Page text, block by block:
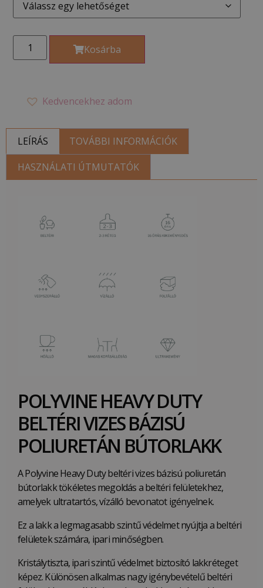
Kosárba
Kedvencekhez adom
LEÍRÁS
TOVÁBBI INFORMÁCIÓK
HASZNÁLATI ÚTMUTATÓK
POLYVINE HEAVY DUTY
BELTÉRI VIZES BÁZISÚ
POLIURETÁN BÚTORLAKK
A Polyvine Heavy Duty beltéri vizes bázisú poliuretán
bútorlakk tökéletes megoldás a beltéri felületekhez,
amelyek ultratartós, vízálló bevonatot igényelnek.
Ez a lakk a legmagasabb szintű védelmet nyújtja a beltéri
felületek számára, ipari minőségben.
Kristálytiszta, ipari szintű védelmet biztosító lakkréteget
képez. Különösen alkalmas nagy igénybevételű beltéri